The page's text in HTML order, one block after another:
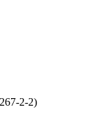
2-2)